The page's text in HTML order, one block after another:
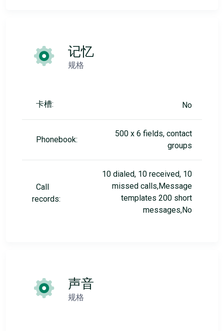
记忆
规格
卡槽: No
Phonebook:
500 x 6 fields, contact
groups
Call
records:
10 dialed, 10 received, 10
missed calls,Message
templates 200 short
messages,No
声音
规格